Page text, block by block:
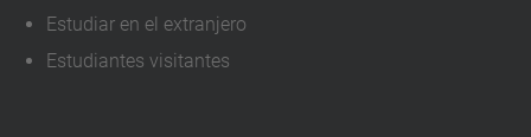
Estudiar en el extranjero
Estudiantes visitantes